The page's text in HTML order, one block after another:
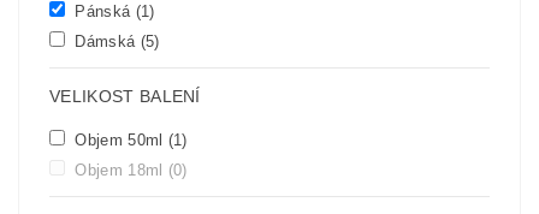
Pánská (1)
Dámská (5)
VELIKOST BALENÍ
Objem 50ml (1)
Objem 18ml (0)